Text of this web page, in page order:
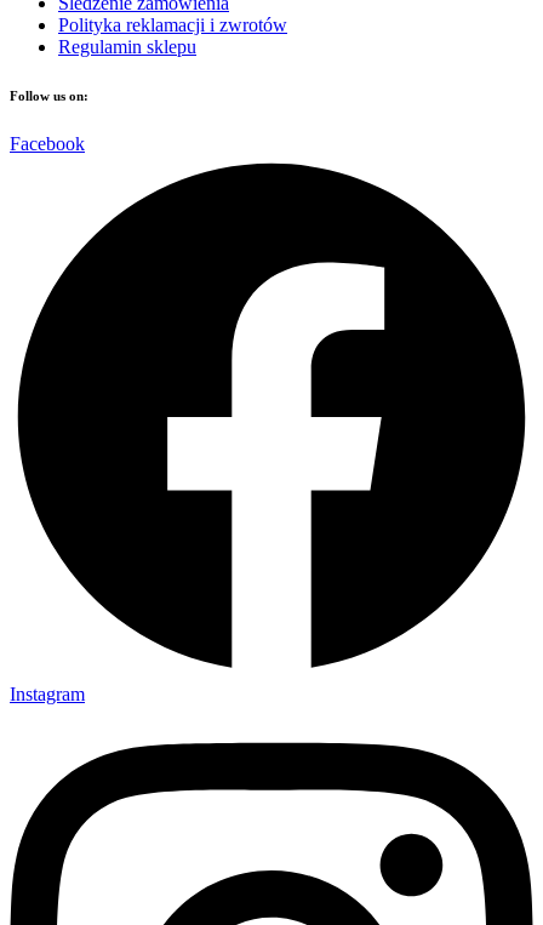
Polityka reklamacji i zwrotów
Regulamin sklepu
Follow us on:
Facebook
Instagram